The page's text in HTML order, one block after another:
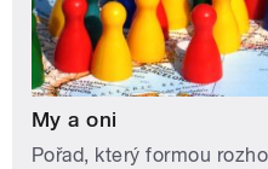
My a oni
Pořad, který formou